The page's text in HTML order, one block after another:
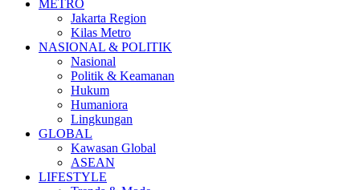
METRO
Jakarta Region
Kilas Metro
NASIONAL & POLITIK
Nasional
Politik & Keamanan
Hukum
Humaniora
Lingkungan
GLOBAL
Kawasan Global
ASEAN
LIFESTYLE